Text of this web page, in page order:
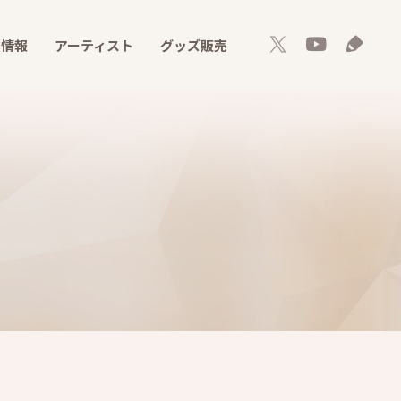
報 アーティスト グッズ販売